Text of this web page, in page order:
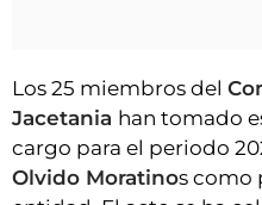
CLUB DEL
Los 25 miembros del
Jacetania han tomado
cargo para el periodo
Olvido Moratinos como